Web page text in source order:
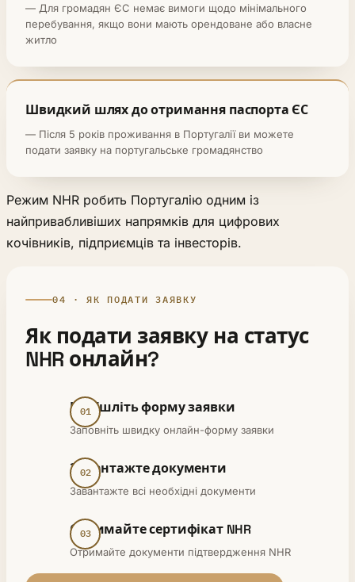
— Для громадян ЄС немає вимоги щодо мінімального
перебування, якщо вони мають орендоване або власне
житло
Швидкий шлях до отримання паспорта ЄС
— Після 5 років проживання в Португалії ви можете
подати заявку на португальське громадянство
Режим NHR робить Португалію одним із
найпривабливіших напрямків для цифрових
кочівників, підприємців та інвесторів.
04 · ЯК ПОДАТИ ЗАЯВКУ
Як подати заявку на статус
NHR онлайн?
Надішліть форму заявки
Заповніть швидку онлайн-форму заявки
Завантажте документи
Завантажте всі необхідні документи
Отримайте сертифікат NHR
Отримайте документи підтвердження NHR